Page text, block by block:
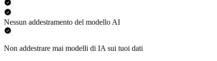
Nessun addestramento del modello AI
Non addestrare mai modelli di IA sui tuoi dati